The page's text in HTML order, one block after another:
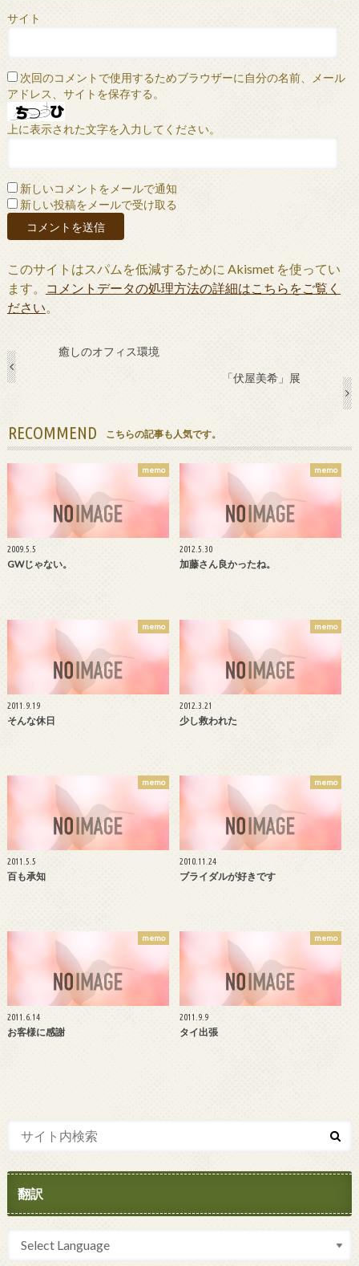
サイト
次回のコメントで使用するためブラウザーに自分の名前、メール
アドレス、サイトを保存する。
上に表示された文字を入力してください。
新しいコメントをメールで通知
新しい投稿をメールで受け取る
このサイトはスパムを低減するために Akismet を使ってい
ます。
コメントデータの処理方法の詳細はこちらをご覧く
ださい
癒しのオフィス環境
「伏屋美希」展
RECOMMEND こちらの記事も人気です。
memo
2009.5.5
GWじゃない。
memo
2012.5.30
加藤さん良かったね。
memo
2011.9.19
そんな休日
memo
2012.3.21
少し救われた
memo
2011.5.5
百も承知
memo
2010.11.24
ブライダルが好きです
memo
2011.6.14
お客様に感謝
memo
2011.9.9
タイ出張
翻訳